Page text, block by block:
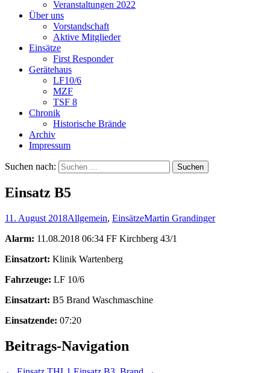
Veranstaltungen 2022
Über uns
Vorstandschaft
Aktive Mitglieder
Einsätze
First Responder
Gerätehaus
LF10/6
MZF
TSF 8
Chronik
Historische Brände
Archiv
Impressum
Suchen nach:
Einsatz B5
11. August 2018Allgemein, EinsätzeMartin Grandinger
Alarm: 11.08.2018 06:34 FF Kirchberg 43/1
Einsatzort: Klinik Wartenberg
Fahrzeuge: LF 10/6
Einsatzart: B5 Brand Waschmaschine
Einsatzende: 07:20
Beitrags-Navigation